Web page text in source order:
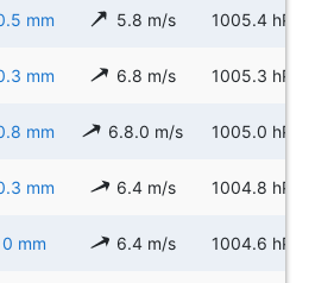
mm 5.8 m/s 1005.4 hPa
mm 6.8 m/s 1005.3 hPa
mm 6.8.0 m/s 1005.0 hPa
mm 6.4 m/s 1004.8 hPa
0 mm 6.4 m/s 1004.6 hPa